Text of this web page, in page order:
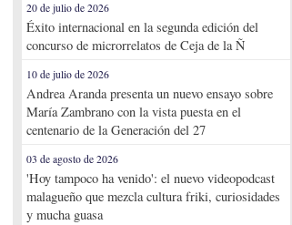
20 de julio de 2026
Éxito internacional en la segunda edición del
concurso de microrrelatos de Ceja de la Ñ
10 de julio de 2026
Andrea Aranda presenta un nuevo ensayo sobre
María Zambrano con la vista puesta en el
centenario de la Generación del 27
03 de agosto de 2026
'Hoy tampoco ha venido': el nuevo videopodcast
malagueño que mezcla cultura friki, curiosidades
y mucha guasa